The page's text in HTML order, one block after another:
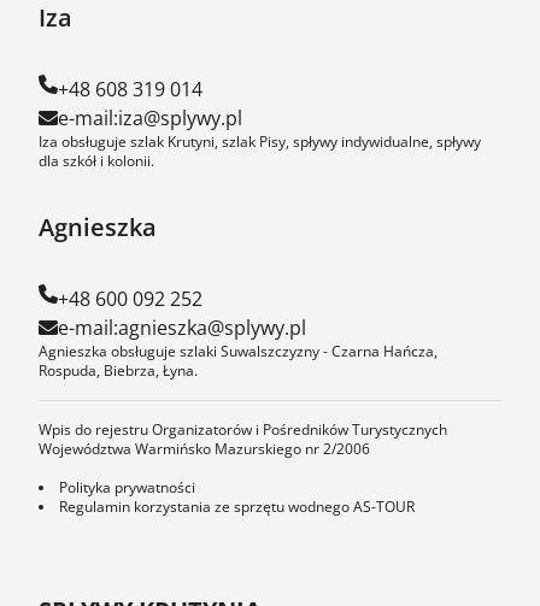
Iza
+48 608 319 014
e-mail:iza@splywy.pl
Iza obsługuje szlak Krutyni, szlak Pisy, spływy indywidualne, spływy
dla szkół i kolonii.
Agnieszka
+48 600 092 252
e-mail:agnieszka@splywy.pl
Agnieszka obsługuje szlaki Suwalszczyzny - Czarna Hańcza,
Rospuda, Biebrza, Łyna.
Wpis do rejestru Organizatorów i Pośredników Turystycznych
Województwa Warmińsko Mazurskiego nr 2/2006
Polityka prywatności
Regulamin korzystania ze sprzętu wodnego AS-TOUR